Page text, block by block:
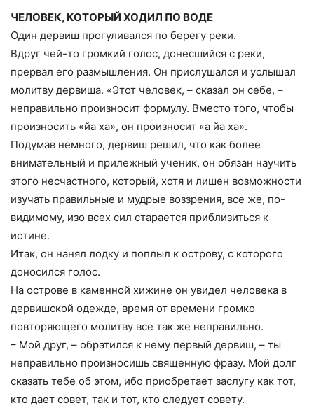
ЧЕЛОВЕК, КОТОРЫЙ ХОДИЛ ПО ВОДЕ
Один дервиш прогуливался по берегу реки.
Вдруг чей-то громкий голос, донесшийся с реки,
прервал его размышления. Он прислушался и услышал
молитву дервиша. «Этот человек, – сказал он себе, –
неправильно произносит формулу. Вместо того, чтобы
произносить «йа ха», он произносит «а йа ха».
Подумав немного, дервиш решил, что как более
внимательный и прилежный ученик, он обязан научить
этого несчастного, который, хотя и лишен возможности
изучать правильные и мудрые воззрения, все же, по-
видимому, изо всех сил старается приблизиться к
истине.
Итак, он нанял лодку и поплыл к острову, с которого
доносился голос.
На острове в каменной хижине он увидел человека в
дервишской одежде, время от времени громко
повторяющего молитву все так же неправильно.
– Мой друг, – обратился к нему первый дервиш, – ты
неправильно произносишь священную фразу. Мой долг
сказать тебе об этом, ибо приобретает заслугу как тот,
кто дает совет, так и тот, кто следует совету.